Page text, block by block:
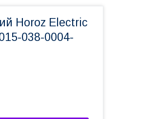
Horoz Electric
038-0004-